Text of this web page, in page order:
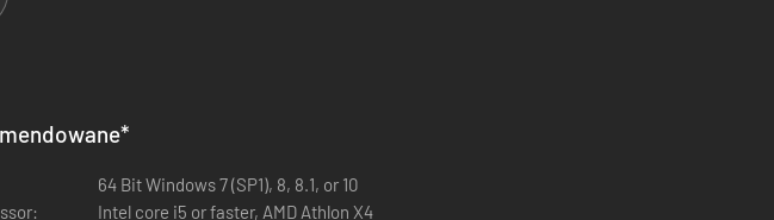
*
64 Bit Windows 7 (SP1), 8, 8.1, or 10
Intel core i5 or faster, AMD Athlon X4